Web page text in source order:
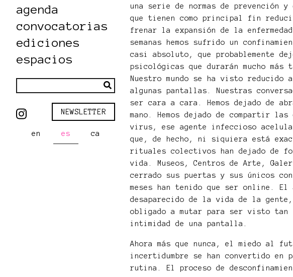
agenda
convocatorias
ediciones
espacios
NEWSLETTER
en es ca
una serie de normas de prevención
que tienen como principal fin
frenar la expansión de la
semanas hemos sufrido un
casi absoluto, que probablemente
psicológicas que durarán mucho más
Nuestro mundo se ha visto reducido
algunas pantallas. Nuestras
ser cara a cara. Hemos dejado de
mano. Hemos dejado de compartir las
virus, ese agente infeccioso
que, de hecho, ni siquiera está
rituales colectivos han dejado de
vida. Museos, Centros de Arte,
cerrado sus puertas y sus únicos
meses han tenido que ser online. El
desaparecido de la vida de la
obligado a mutar para ser visto tan
intimidad de una pantalla.
Ahora más que nunca, el miedo al
incertidumbre se han convertido en
rutina. El proceso de